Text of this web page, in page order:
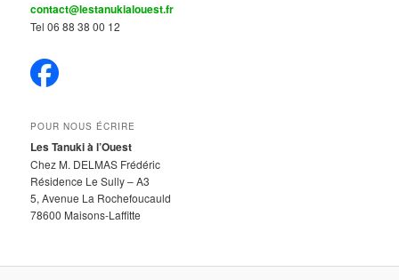
contact@lestanukialouest.fr
Tel 06 88 38 00 12
POUR NOUS ÉCRIRE
Les Tanuki à l’Ouest
Chez M. DELMAS Frédéric
Résidence Le Sully – A3
5, Avenue La Rochefoucauld
78600 Maisons-Laffitte